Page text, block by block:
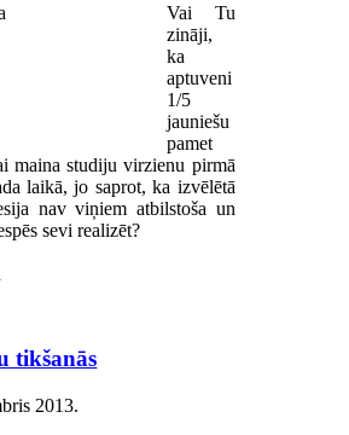
Vai Tu
zināji,
ka
aptuveni
1/5
jauniešu
pamet
maina studiju virzienu pirmā
laikā, jo saprot, ka izvēlētā
nav viņiem atbilstoša un
sevi realizēt?
tikšanās
2013.